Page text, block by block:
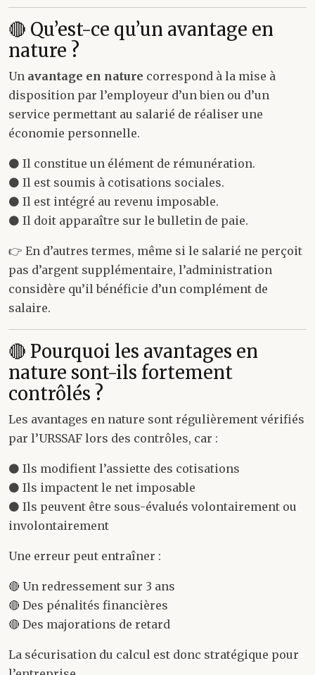
🔴 Qu’est-ce qu’un avantage en
nature ?
Un avantage en nature correspond à la mise à
disposition par l’employeur d’un bien ou d’un
service permettant au salarié de réaliser une
économie personnelle.
⚫ Il constitue un élément de rémunération.
⚫ Il est soumis à cotisations sociales.
⚫ Il est intégré au revenu imposable.
⚫ Il doit apparaître sur le bulletin de paie.
👉 En d’autres termes, même si le salarié ne perçoit
pas d’argent supplémentaire, l’administration
considère qu’il bénéficie d’un complément de
salaire.
🔴 Pourquoi les avantages en
nature sont-ils fortement
contrôlés ?
Les avantages en nature sont régulièrement vérifiés
par l’URSSAF lors des contrôles, car :
⚫ Ils modifient l’assiette des cotisations
⚫ Ils impactent le net imposable
⚫ Ils peuvent être sous-évalués volontairement ou
involontairement
Une erreur peut entraîner :
🔴 Un redressement sur 3 ans
🔴 Des pénalités financières
🔴 Des majorations de retard
La sécurisation du calcul est donc stratégique pour